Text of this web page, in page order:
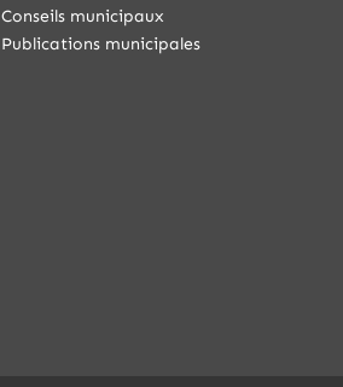
Conseils municipaux
Publications municipales